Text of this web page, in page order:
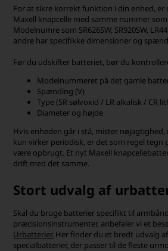
For at sikre korrekt funktion i din enhed,
Maxell knapcelle med samme nummer
Modelnumre som SR626SW, SR920SW,
andre har specifikke dimensioner og
Før du udskifter batteriet, bør du
Modelnummeret på det gamle
Spænding (V)
Type (SR sølvoxid / LR alkalisk / CR
Diameter og højde
Hvis enheden går i stå, mister
kun virker periodisk, er det som regel tegn
være opbrugt. Et nyt Maxell
drift med det samme.
Stort udvalg af
Skal du bruge batterier specifikt til
præcisionsinstrumenter, anbefaler vi et
Urbatterier. Her finder du et bredt udvalg
specialbatterier, der passer til de fleste